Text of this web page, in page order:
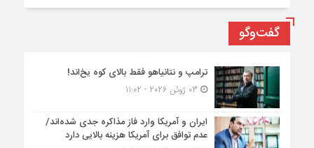
گفت‌وگو
ترامپ و نتانیاهو فقط بالای کوه یخ‌اند!
ایران و آمریکا وارد فاز مذاکره جدی شده‌اند/
عدم توافق برای آمریکا هزینه بالایی دارد